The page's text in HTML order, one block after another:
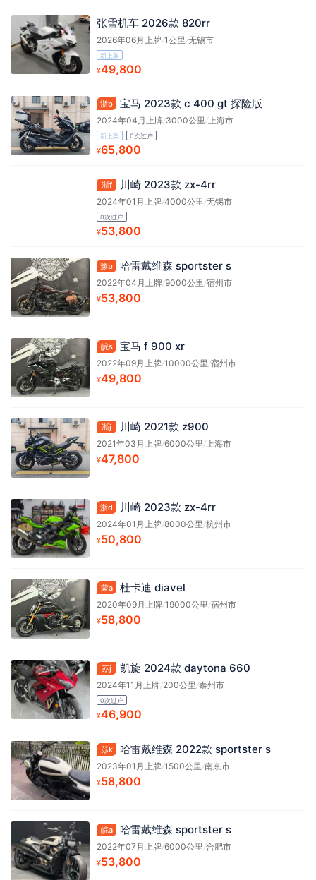
张雪机车 2026款 820rr
2026年06月上牌/1公里 /无锡市
新上架
¥49,800
浙b 宝马 2023款 c 400 gt 探险版
2024年04月上牌/3000公里/上海市
新上架 0次过户
¥65,800
浙f 川崎 2023款 zx-4rr
2024年01月上牌/4000公里/无锡市
0次过户
¥53,800
豫b 哈雷戴维森 sportster s
2022年04月上牌/9000公里/宿州市
¥53,800
皖s 宝马 f 900 xr
2022年09月上牌/10000公里/宿州市
¥49,800
浙j 川崎 2021款 z900
2021年03月上牌/6000公里/上海市
¥47,800
浙d 川崎 2023款 zx-4rr
2024年01月上牌/8000公里/杭州市
¥50,800
蒙a 杜卡迪 diavel
2020年09月上牌/19000公里/宿州市
¥58,800
苏j 凯旋 2024款 daytona 660
2024年11月上牌/200公里/泰州市
0次过户
¥46,900
苏k 哈雷戴维森 2022款 sportster s
2023年01月上牌/1500公里/南京市
¥58,800
皖a 哈雷戴维森 sportster s
2022年07月上牌/6000公里/合肥市
¥53,800